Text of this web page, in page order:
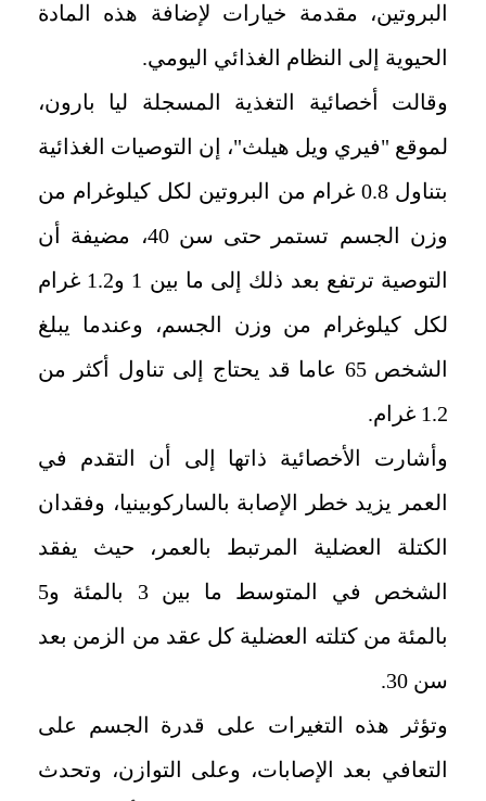
البروتين، مقدمة خيارات لإضافة هذه المادة
الحيوية إلى النظام الغذائي اليومي.
وقالت أخصائية التغذية المسجلة ليا بارون،
لموقع "فيري ويل هيلث"، إن التوصيات الغذائية
بتناول 0.8 غرام من البروتين لكل كيلوغرام من
وزن الجسم تستمر حتى سن 40، مضيفة أن
التوصية ترتفع بعد ذلك إلى ما بين 1 و1.2 غرام
لكل كيلوغرام من وزن الجسم، وعندما يبلغ
الشخص 65 عاما قد يحتاج إلى تناول أكثر من
1.2 غرام.
وأشارت الأخصائية ذاتها إلى أن التقدم في
العمر يزيد خطر الإصابة بالساركوبينيا، وفقدان
الكتلة العضلية المرتبط بالعمر، حيث يفقد
الشخص في المتوسط ما بين 3 بالمئة و5
بالمئة من كتلته العضلية كل عقد من الزمن بعد
سن 30.
وتؤثر هذه التغيرات على قدرة الجسم على
التعافي بعد الإصابات، وعلى التوازن، وتحدث